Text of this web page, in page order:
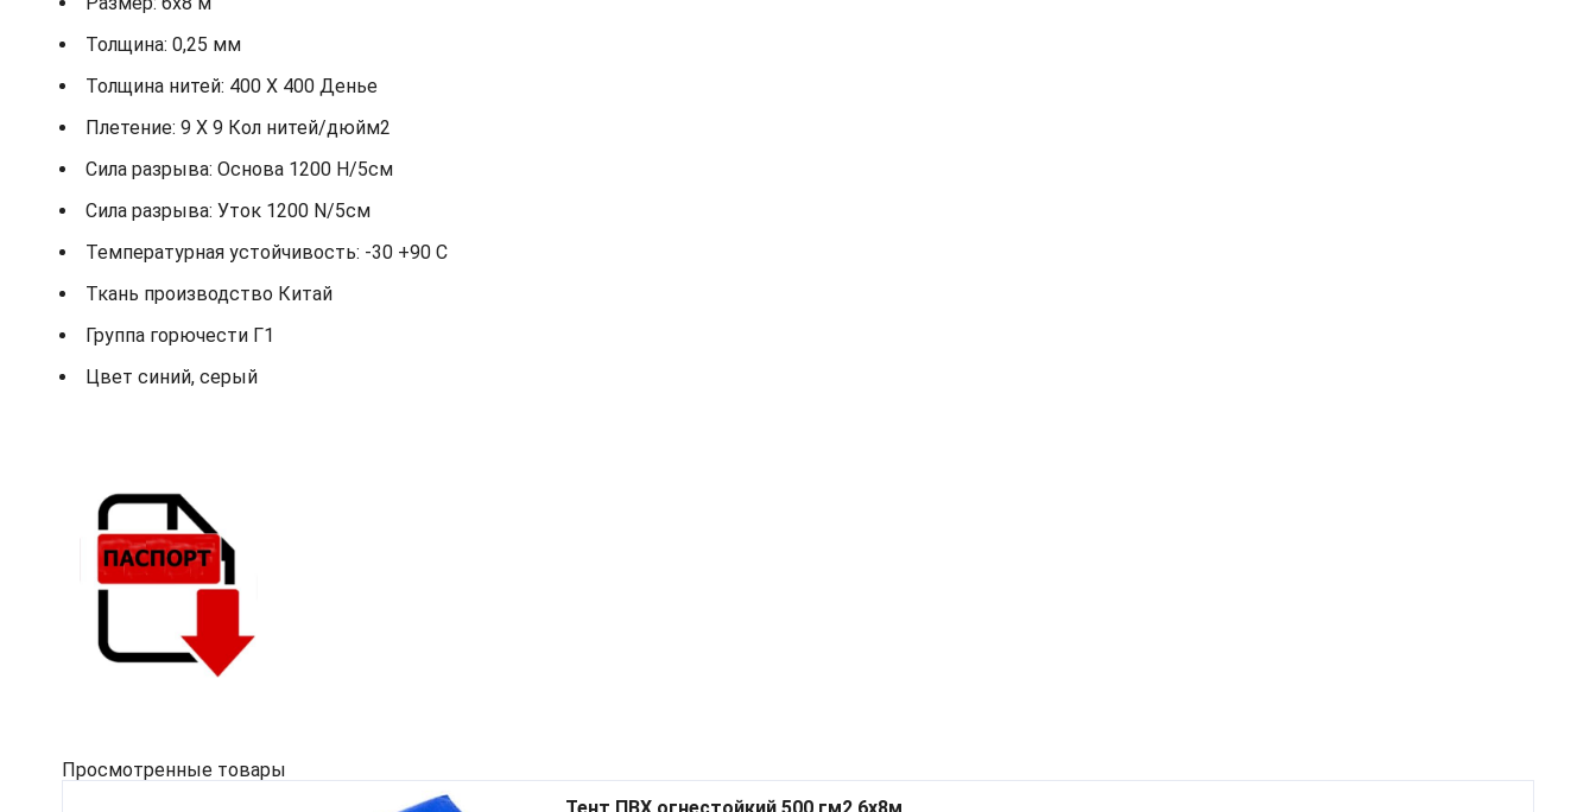
Толщина: 0,25 мм
Толщина нитей: 400 X 400 Денье
Плетение: 9 X 9 Кол нитей/дюйм2
Сила разрыва: Основа 1200 Н/5см
Сила разрыва: Уток 1200 N/5см
Температурная устойчивость: -30 +90 С
Ткань производство Китай
Группа горючести Г1
Цвет синий, серый
Просмотренные товары